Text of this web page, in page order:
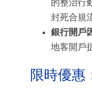
的整治行
封死合規
銀行開戶
地客開戶
限時優惠